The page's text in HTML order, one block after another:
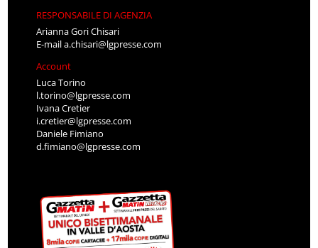
RESPONSABILE DI AGENZIA
Arianna Gori Chisari
E-maila.chisari@lgpresse.com
Account
Luca Torino
l.torino@lgpresse.com
Ivana Cretier
i.cretier@lgpresse.com
Daniele Fimiano
d.fimiano@lgpresse.com